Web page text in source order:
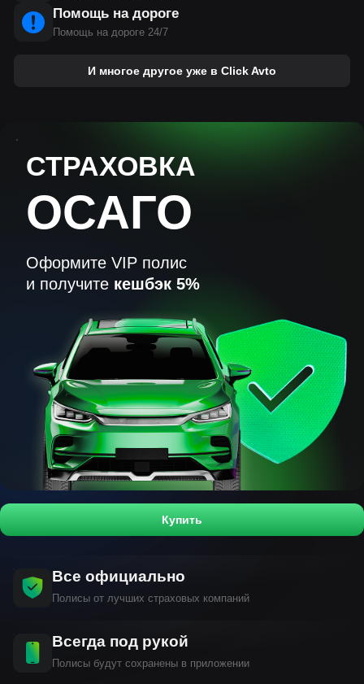
Помощь на дороге
Помощь на дороге 24/7
И многое другое уже в Click Avto
СТРАХОВКА
ОСАГО
Оформите VIP полис
и получите кешбэк 5%
Купить
Все официально
Полисы от лучших страховых компаний
Всегда под рукой
Полисы будут сохранены в приложении